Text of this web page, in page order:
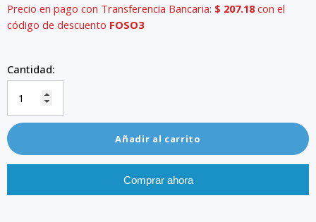
Precio en pago con Transferencia Bancaria: $ 207.18con el
código de descuento FOSO3
Cantidad:
Añadir al carrito
Comprar ahora